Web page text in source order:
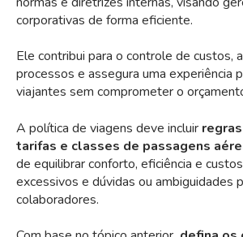
corporativas de forma eficiente.
Ele contribui para o controle de custos,
processos e assegura uma experiência
viajantes sem comprometer o
A política de viagens deve incluir
tarifas e classes de passagens
de equilibrar conforto, eficiência e
excessivos e dúvidas ou ambiguidades
colaboradores.